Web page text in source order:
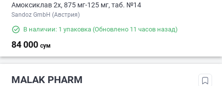
Амоксиклав 2х, 875 мг-125 мг, таб. №14
Sandoz GmbH (Австрия)
В наличии: 1 упаковка (Обновлено 11 часов назад)
84 000 сум
MALAK PHARM